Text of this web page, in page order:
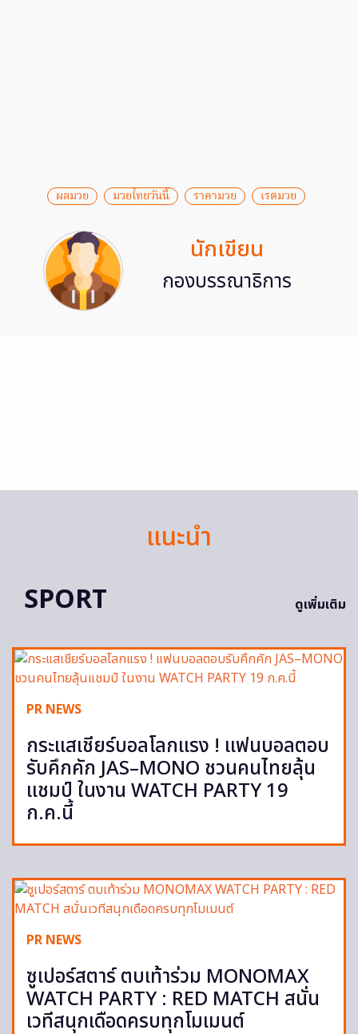
ผลมวย มวยไทยวันนี้ ราคามวย เรตมวย
นักเขียน
กองบรรณาธิการ
แนะนำ
SPORT
ดูเพิ่มเติม
PR NEWS
กระแสเชียร์บอลโลกแรง ! แฟนบอลตอบ
รับคึกคัก JAS–MONO ชวนคนไทยลุ้น
แชมป์ ในงาน WATCH PARTY 19
ก.ค.นี้
PR NEWS
ซูเปอร์สตาร์ ตบเท้าร่วม MONOMAX
WATCH PARTY : RED MATCH สนั่น
เวทีสนุกเดือดครบทุกโมเมนต์